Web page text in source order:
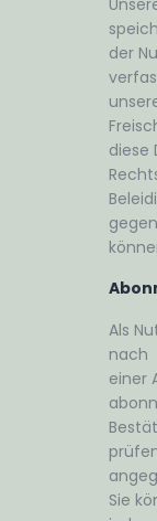
der
diese
Als
nach
einer
Sie